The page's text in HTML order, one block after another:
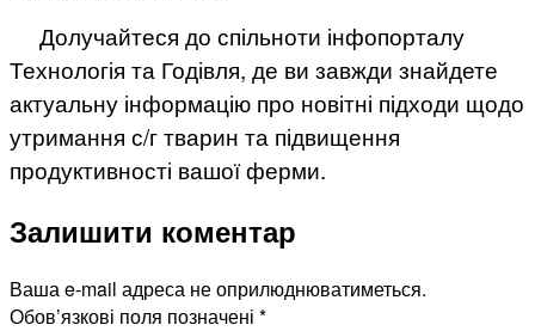
Долучайтеся до спільноти інфопорталу
Технологія та Годівля, де ви завжди знайдете
актуальну інформацію про новітні підходи щодо
утримання с/г тварин та підвищення
продуктивності вашої ферми.
Залишити коментар
Ваша e-mail адреса не оприлюднюватиметься.
Обов’язкові поля позначені *